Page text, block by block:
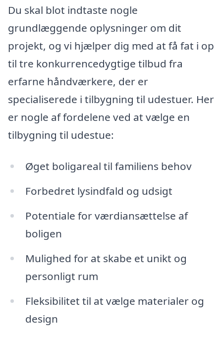
Du skal blot indtaste nogle
grundlæggende oplysninger om dit
projekt, og vi hjælper dig med at få fat i op
til tre konkurrencedygtige tilbud fra
erfarne håndværkere, der er
specialiserede i tilbygning til udestuer. Her
er nogle af fordelene ved at vælge en
tilbygning til udestue:
Øget boligareal til familiens behov
Forbedret lysindfald og udsigt
Potentiale for værdiansættelse af
boligen
Mulighed for at skabe et unikt og
personligt rum
Fleksibilitet til at vælge materialer og
design